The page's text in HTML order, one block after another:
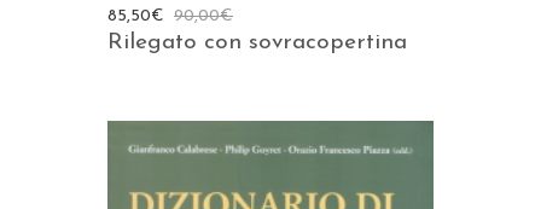
90,00€
85,50€
Rilegato con sovracopertina